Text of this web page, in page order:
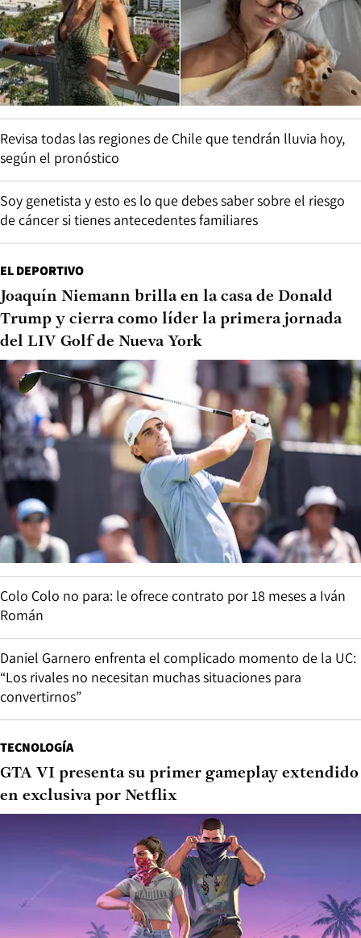
Revisa todas las regiones de Chile que tendrán lluvia hoy,
según el pronóstico
Soy genetista y esto es lo que debes saber sobre el riesgo
de cáncer si tienes antecedentes familiares
EL DEPORTIVO
Joaquín Niemann brilla en la casa de Donald
Trump y cierra como líder la primera jornada
del LIV Golf de Nueva York
Colo Colo no para: le ofrece contrato por 18 meses a Iván
Román
Daniel Garnero enfrenta el complicado momento de la UC:
“Los rivales no necesitan muchas situaciones para
convertirnos”
TECNOLOGÍA
GTA VI presenta su primer gameplay extendido
en exclusiva por Netflix